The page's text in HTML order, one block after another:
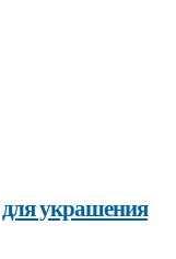
для украшения